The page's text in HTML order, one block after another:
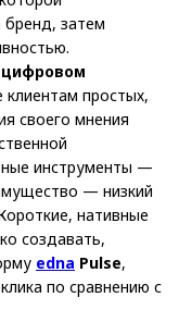
бренд, затем
клиентам простых,
своего мнения
инструменты —
— низкий
нативные
создавать,
edna Pulse,
по сравнению с